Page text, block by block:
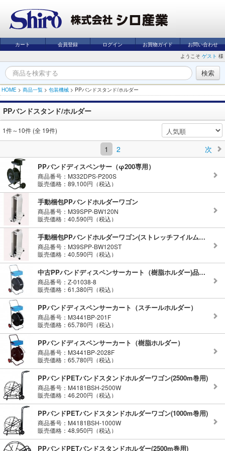
カート 会員登録 ログイン お買物ガイド
お問い合わせ
ようこそ ゲスト 様
HOME > 商品一覧 > 包装機械 > PPバンドスタンド/ホルダー
PPバンドスタンド/ホルダー
1件～10件 (全 19件)
1 2 次
PPバンドディスペンサー（φ200専用）
商品番号：M332DPS-P200S
販売価格：89,100円（税込）
手動梱包PPバンドホルダーワゴン
商品番号：M39SPP-BW120N
販売価格：40,590円（税込）
手動梱包PPバンドホルダーワゴン(ストレッチフイルムストックパイプ付)
商品番号：M39SPP-BW120ST
販売価格：40,590円（税込）
中古PPバンドディスペンサーカート（樹脂ホルダー)品番M3441BP-2028F
商品番号：Z-01038-8
販売価格：61,380円（税込）
PPバンドディスペンサーカート（スチールホルダー）
商品番号：M3441BP-201F
販売価格：65,780円（税込）
PPバンドディスペンサーカート（樹脂ホルダー）
商品番号：M3441BP-2028F
販売価格：65,780円（税込）
PPバンドPETバンドスタンドホルダーワゴン(2500m巻用)
商品番号：M4181BSH-2500W
販売価格：46,200円（税込）
PPバンドPETバンドスタンドホルダーワゴン(1000m巻用)
商品番号：M4181BSH-1000W
販売価格：48,950円（税込）
PPバンドPETバンドスタンドホルダー(2500m巻用)